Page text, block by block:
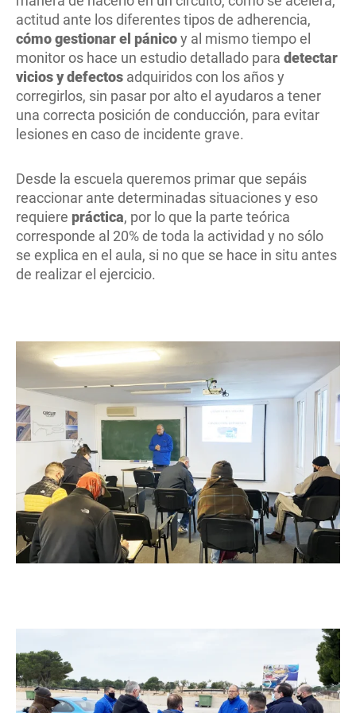
actitud ante los diferentes tipos de adherencia,
cómo gestionar el pánicoy al mismo tiempo el
monitor os hace un estudio detallado para detectar
vicios y defectos adquiridos con los años y
corregirlos, sin pasar por alto el ayudaros a tener
una correcta posición de conducción, para evitar
lesiones en caso de incidente grave.
Desde la escuela queremos primar que sepáis
reaccionar ante determinadas situaciones y eso
requiere práctica, por lo que la parte teórica
corresponde al 20% de toda la actividad y no sólo
se explica en el aula, si no que se hace in situ antes
de realizar el ejercicio.